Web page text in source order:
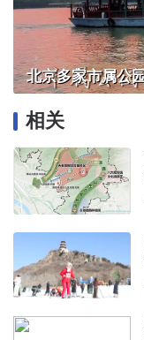
相关